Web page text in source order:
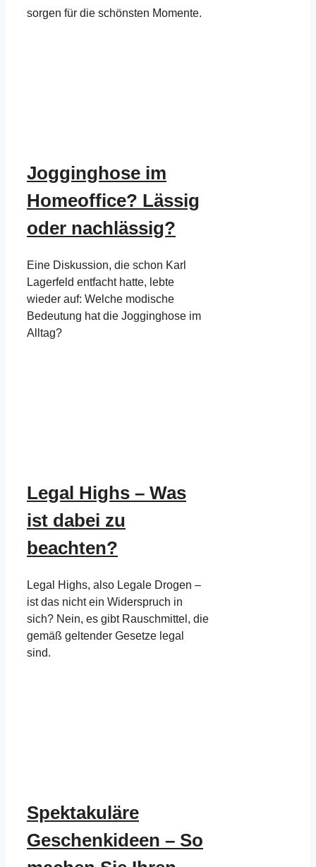
sorgen für die schönsten Momente.
Jogginghose im
Homeoffice? Lässig
oder nachlässig?
Eine Diskussion, die schon Karl
Lagerfeld entfacht hatte, lebte
wieder auf: Welche modische
Bedeutung hat die Jogginghose im
Alltag?
Legal Highs – Was
ist dabei zu
beachten?
Legal Highs, also Legale Drogen –
ist das nicht ein Widerspruch in
sich? Nein, es gibt Rauschmittel, die
gemäß geltender Gesetze legal
sind.
Spektakuläre
Geschenkideen – So